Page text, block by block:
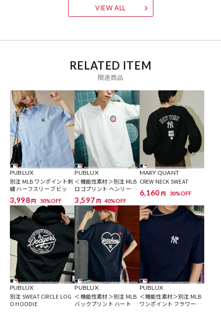
※商品の色味は、商品詳細画像をご確認ください。
※掲載画像の商品の色味は、屋外や屋内の光の照射や角度により実物
異なる場合もございますので、予めご了承ください。
ンタグを必ずご確認下さい。
▼PUBLUXの新作アイテムはこちら：新作商品一覧
▼自分でもシェアでも楽しめる、ユニセックスアイテムはこちら：
PUBLUX UNISEX ITEM一覧
▼こう見えて高機能な優秀アイテム一覧はこちら：
PUBLUXの機能性素材 商品一覧
参考価格
5,995円（2026年3月4日時点）
※「参考価格」とは、Daytona Parkにおける対象商品の通常販売（先
行予約・先行割引は含まれません）開始時点の価格です。
ブランド説明
【PUBLUX/パブリュクス】
その瞬間を大切に、なりたい自分になれたら。
いま着たいリアルクローズを自由な感性で提案する、
ジェンダーレスなストリートブランドです。
VIEW ALL
RELATED ITEM
関連商品
PUBLUX
別注 MLB ワンポイント刺
繍 ハーフスリーブ ビッグ
シャツ 限定展開
3,998円 50%OFF
PUBLUX
＜機能性素材＞別注 MLB
ロゴプリント ヘンリーネ
ック オーバーサイズ Tシ
ャツ 限定展開
3,597 円 40%OFF
MARY QUANT
CREW NECK SWEAT
6,160 円 30%OFF
PUBLUX
別注 SWEAT CIRCLE LOG
O HOODIE
PUBLUX
＜機能性素材＞別注 MLB
バックプリント ハート T
PUBLUX
＜機能性素材＞別注 MLB
ワンポイント フラワー刺